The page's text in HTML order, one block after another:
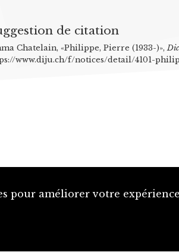
de citation
Chatelain, «Philippe, Pierre (1933-)»,
www.diju.ch/f/notices/detail/4101-
pour améliorer votre